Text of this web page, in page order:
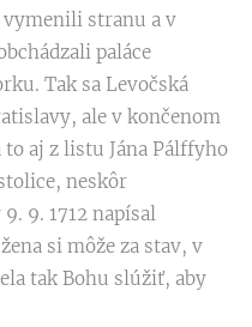
stranu a v
paláce
Tak sa Levočská
ale v končenom
to aj z listu Jána Pálffyho
neskôr
9. 1712 napísal
si môže za stav, v
tak Bohu slúžiť, aby